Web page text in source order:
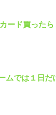
ード買った
ゲームで